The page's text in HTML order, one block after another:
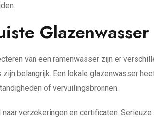
van een ramenwasser zijn er
belangrijk. Een lokale glazenwasser
of vervuilingsbronnen.
naar verzekeringen en certificaten.